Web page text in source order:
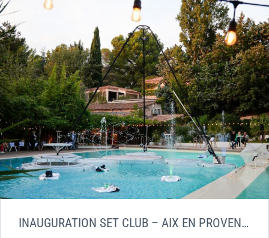
INAUGURATION SET CLUB – AIX EN PROVENCE